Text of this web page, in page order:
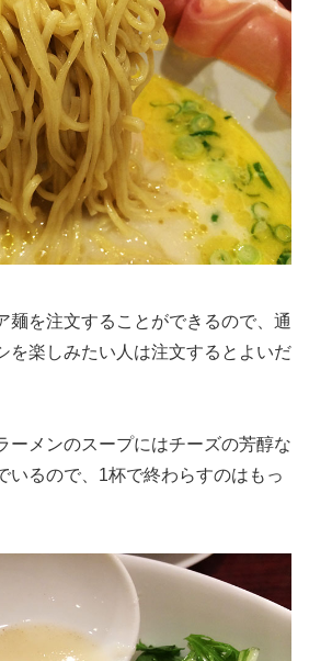
麺を注文することができるので、通
を楽しみたい人は注文するとよいだ
ーメンのスープにはチーズの芳醇な
いるので、1杯で終わらすのはもっ